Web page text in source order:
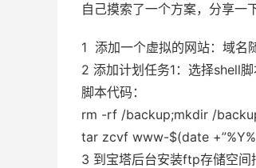
自己摸索了一个方案，分享一
1 添加一个虚拟的网站：域
2 添加计划任务1：选择shell
脚本代码：
rm -rf /backup;mkdir /
tar zcvf www-$(date
3 到宝塔后台安装ftp存储空